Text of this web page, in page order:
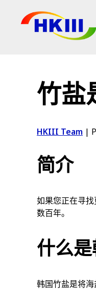
竹盐
HKIII Team |
简介
如果您正在寻
数百年。
什么是
韩国竹盐是将